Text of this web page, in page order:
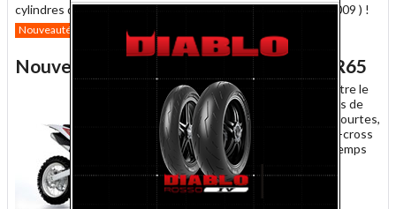
cylindres dans la gamme moto (lire MNC du 13 novembre 2009 ) !
Nouveautés BMW
Envoyer
cet
article
un
ami
Partager
sur
Twitter
sur
Facebook
Nouveauté tout-terrain : Husqvarna CR65
8 août 2011 -
Afin de mettre le
pied à l'étrier aux amateurs de
tout-terrain en culottes courtes,
Husqvarna lance une mini-cross
de 65 cc à moteur deux-temps
refroidi par eau : la CR65.
Nouveautés